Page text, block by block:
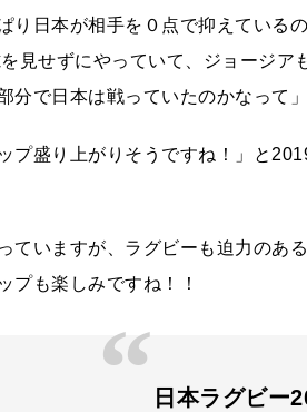
り日本が相手を０点で抑えている
見せずにやっていて、ジョージア
分で日本は戦っていたのかなって
プ盛り上がりそうですね！」と
ていますが、ラグビーも迫力のあ
プも楽しみですね！！
日本ラグビー